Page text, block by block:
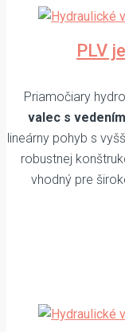
PLV
Priamočiary
valec s vedením
lineárny pohyb s
robustnej
vhodný pre